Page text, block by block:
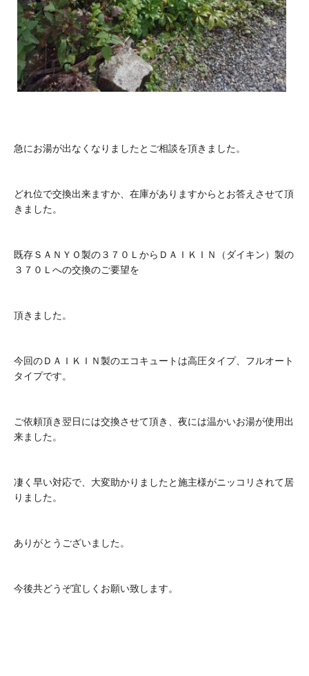
急にお湯が出なくなりましたとご相談を頂きました。
どれ位で交換出来ますか、在庫がありますからとお答えさせて頂
きました。
既存ＳＡＮＹＯ製の３７０ＬからＤＡＩＫＩＮ（ダイキン）製の
３７０Ｌへの交換のご要望を
頂きました。
今回のＤＡＩＫＩＮ製のエコキュートは高圧タイプ、フルオート
タイプです。
ご依頼頂き翌日には交換させて頂き、夜には温かいお湯が使用出
来ました。
凄く早い対応で、大変助かりましたと施主様がニッコリされて居
りました。
ありがとうございました。
今後共どうぞ宜しくお願い致します。